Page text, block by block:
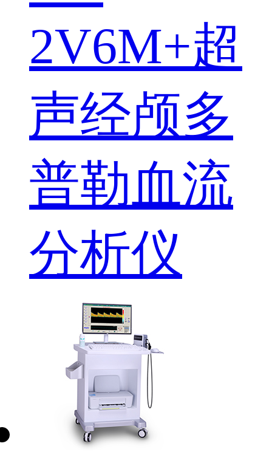
2V6M+超
声经颅多
普勒血流
分析仪